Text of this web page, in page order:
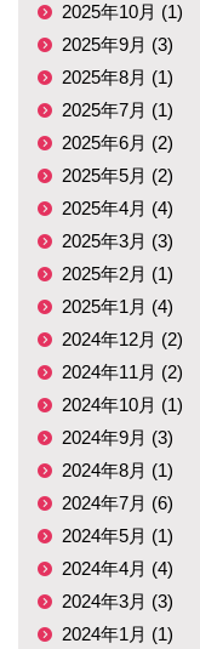
2025年10月 (1)
2025年9月 (3)
2025年8月 (1)
2025年7月 (1)
2025年6月 (2)
2025年5月 (2)
2025年4月 (4)
2025年3月 (3)
2025年2月 (1)
2025年1月 (4)
2024年12月 (2)
2024年11月 (2)
2024年10月 (1)
2024年9月 (3)
2024年8月 (1)
2024年7月 (6)
2024年5月 (1)
2024年4月 (4)
2024年3月 (3)
2024年1月 (1)